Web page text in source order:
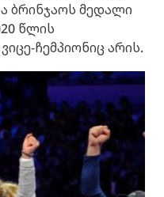
ბრინჯაოს მედალი
წლის
ჩემპიონიც არის.